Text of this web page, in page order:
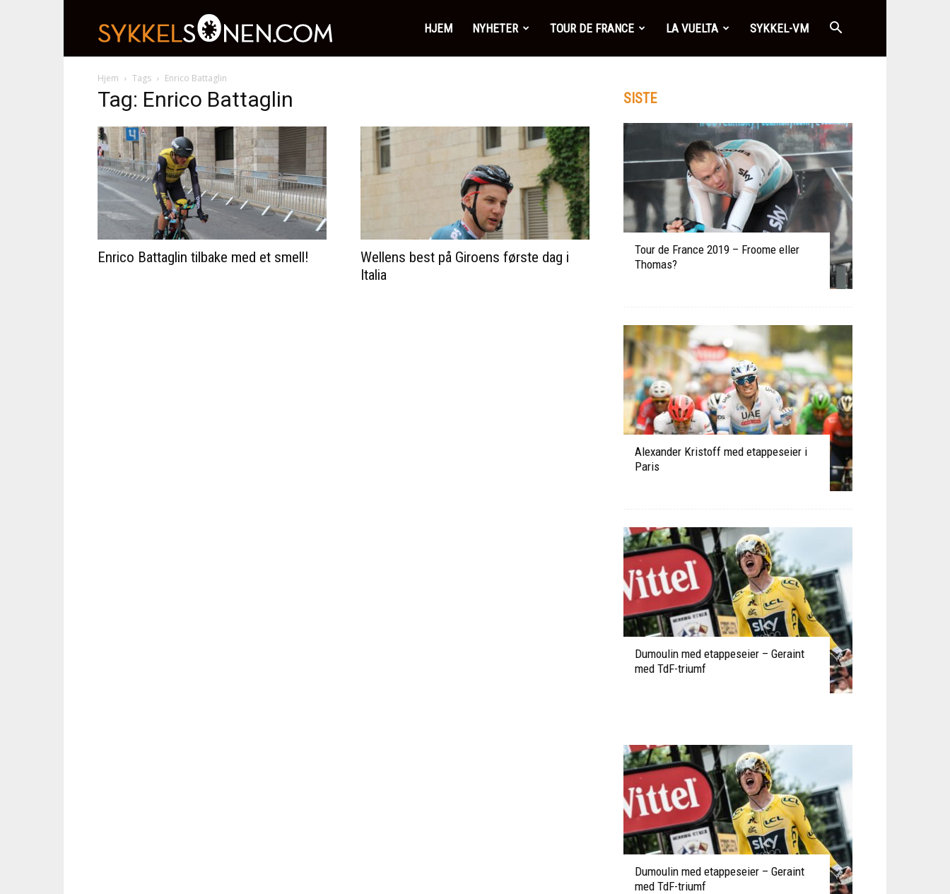
HJEM NYHETER TOUR DE FRANCE LA VUELTA SYKKEL-VM
Hjem Tags Enrico Battaglin
Tag: Enrico Battaglin
Enrico Battaglin tilbake med et smell!
Wellens best på Giroens første dag i
Italia
SISTE
Tour de France 2019 – Froome eller
Thomas?
Alexander Kristoff med etappeseier i
Paris
Dumoulin med etappeseier – Geraint
med TdF-triumf
Dumoulin med etappeseier – Geraint
med TdF-triumf